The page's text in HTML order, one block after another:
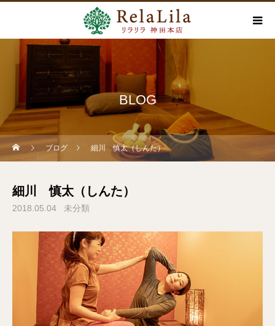
BLOG
ブログ 細川 慎太（しんた）
細川 慎太（しんた）
2018.05.04 未分類